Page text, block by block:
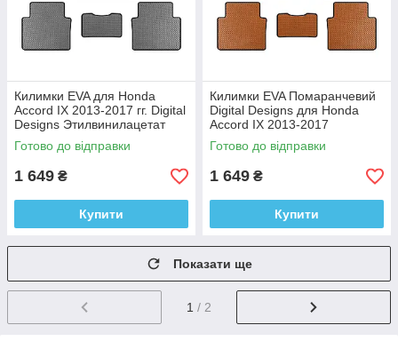
Килимки EVA для Honda
Accord IX 2013-2017 гг. Digital
Designs Этилвинилацетат
Готово до відправки
1 649 ₴
Купити
Килимки EVA Помаранчевий
Digital Designs для Honda
Accord IX 2013-2017
Етилвінілацетат
Готово до відправки
1 649 ₴
Купити
Показати ще
1 / 2